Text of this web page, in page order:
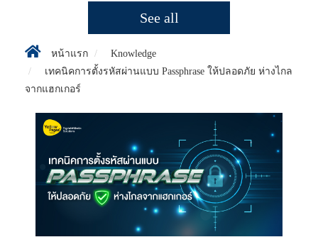
See all
หน้าแรก
Knowledge
เทคนิคการตั้งรหัสผ่านแบบ Passphrase ให้ปลอดภัย ห่างไกล
จากแฮกเกอร์